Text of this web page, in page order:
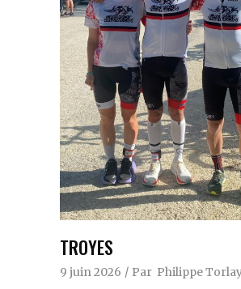
TROYES
9 juin 2026 Par Philippe